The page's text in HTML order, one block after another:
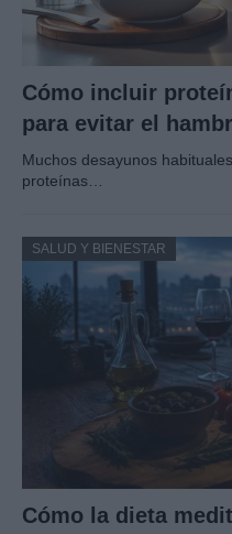
Cómo incluir
para evitar el
Muchos desayunos
proteínas…
SALUD Y BIENESTAR
Cómo la dieta